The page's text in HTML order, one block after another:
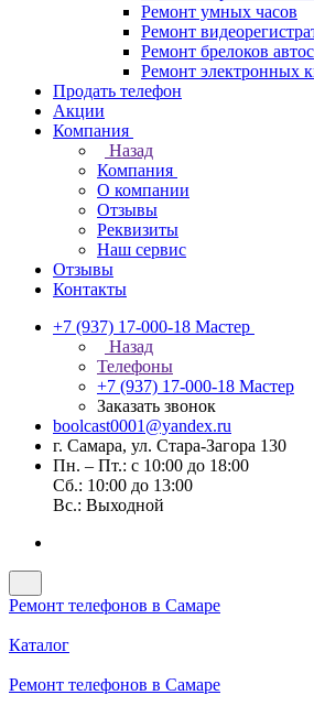
Ремонт умных часов
Ремонт
Ремонт брелоков
Ремонт электронных
Продать телефон
Акции
Компания
Назад
Компания
О компании
Отзывы
Реквизиты
Наш сервис
Отзывы
Контакты
+7 (937) 17-000-18 Мастер
Назад
Телефоны
+7 (937) 17-000-18 Мастер
Заказать звонок
boolcast0001@yandex.ru
г. Самара, ул. Стара-Загора 130
Пн. – Пт.: с 10:00 до 18:00
Сб.: 10:00 до 13:00
Вс.: Выходной
Ремонт телефонов в Самаре
Каталог
Ремонт телефонов в Самаре